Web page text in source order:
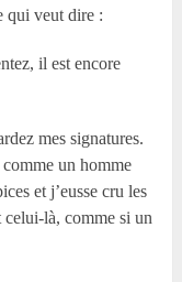
qui veut dire :
il est encore
mes signatures.
un homme
et j’eusse cru les
celui-là, comme si un